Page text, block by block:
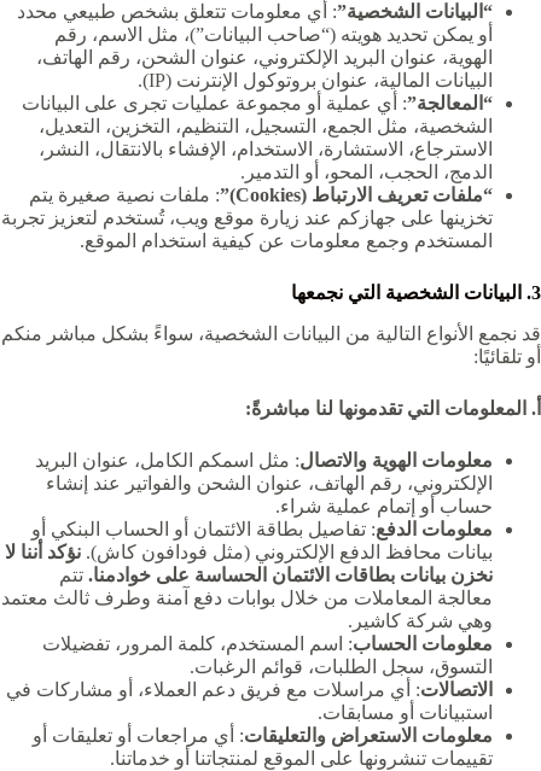
“البيانات الشخصية”: أي معلومات تتعلق بشخص طبيعي محدد
أو يمكن تحديد هويته (“صاحب البيانات”)، مثل الاسم، رقم
الهوية، عنوان البريد الإلكتروني، عنوان الشحن، رقم الهاتف،
البيانات المالية، عنوان بروتوكول الإنترنت (IP).
“المعالجة”: أي عملية أو مجموعة عمليات تجرى على البيانات
الشخصية، مثل الجمع، التسجيل، التنظيم، التخزين، التعديل،
الاسترجاع، الاستشارة، الاستخدام، الإفشاء بالانتقال، النشر،
الدمج، الحجب، المحو، أو التدمير.
“ملفات تعريف الارتباط (Cookies)”
: ملفات نصية صغيرة يتم
تخزينها على جهازكم عند زيارة موقع ويب، تُستخدم لتعزيز تجربة
المستخدم وجمع معلومات عن كيفية استخدام الموقع.
3. البيانات الشخصية التي نجمعها
قد نجمع الأنواع التالية من البيانات الشخصية، سواءً بشكل مباشر منكم
أو تلقائيًا:
أ. المعلومات التي تقدمونها لنا مباشرةً:
معلومات الهوية والاتصال: مثل اسمكم الكامل، عنوان البريد
الإلكتروني، رقم الهاتف، عنوان الشحن والفواتير عند إنشاء
حساب أو إتمام عملية شراء.
معلومات الدفع: تفاصيل بطاقة الائتمان أو الحساب البنكي أو
بيانات محافظ الدفع الإلكتروني (مثل فودافون كاش). نؤكد أننا لا
نخزن بيانات بطاقات الائتمان الحساسة على خوادمنا. تتم
معالجة المعاملات من خلال بوابات دفع آمنة وطرف ثالث معتمد
وهي شركة كاشير.
معلومات الحساب: اسم المستخدم، كلمة المرور، تفضيلات
التسوق، سجل الطلبات، قوائم الرغبات.
الاتصالات: أي مراسلات مع فريق دعم العملاء، أو مشاركات في
استبيانات أو مسابقات.
معلومات الاستعراض والتعليقات: أي مراجعات أو تعليقات أو
تقييمات تنشرونها على الموقع لمنتجاتنا أو خدماتنا.